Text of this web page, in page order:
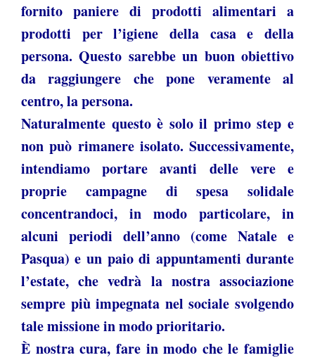
fornito paniere di prodotti alimentari a
prodotti per l’igiene della casa e della
persona. Questo sarebbe un buon obiettivo
da raggiungere che pone veramente al
centro, la persona.
Naturalmente questo è solo il primo step e
non può rimanere isolato. Successivamente,
intendiamo portare avanti delle vere e
proprie campagne di spesa solidale
concentrandoci, in modo particolare, in
alcuni periodi dell’anno (come Natale e
Pasqua) e un paio di appuntamenti durante
l’estate, che vedrà la nostra associazione
sempre più impegnata nel sociale svolgendo
tale missione in modo prioritario.
È nostra cura, fare in modo che le famiglie